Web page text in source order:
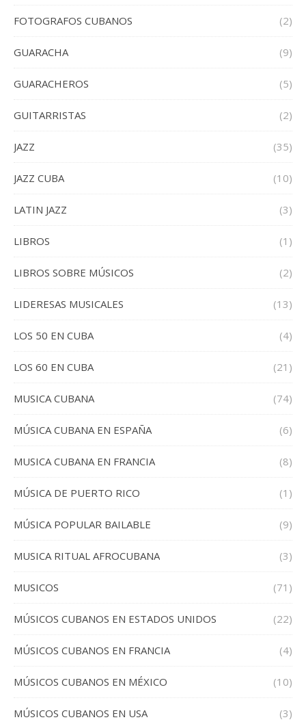
FOTOGRAFOS CUBANOS (2)
GUARACHA (9)
GUARACHEROS (5)
GUITARRISTAS (2)
JAZZ (35)
JAZZ CUBA (10)
LATIN JAZZ (3)
LIBROS (1)
LIBROS SOBRE MÚSICOS (2)
LIDERESAS MUSICALES (13)
LOS 50 EN CUBA (4)
LOS 60 EN CUBA (21)
MUSICA CUBANA (74)
MÚSICA CUBANA EN ESPAÑA (6)
MUSICA CUBANA EN FRANCIA (8)
MÚSICA DE PUERTO RICO (1)
MÚSICA POPULAR BAILABLE (9)
MUSICA RITUAL AFROCUBANA (3)
MUSICOS (71)
MÚSICOS CUBANOS EN ESTADOS UNIDOS (22)
MÚSICOS CUBANOS EN FRANCIA (4)
MÚSICOS CUBANOS EN MÉXICO (10)
MÚSICOS CUBANOS EN USA (3)